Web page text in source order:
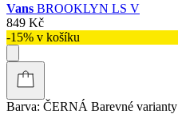
Vans BROOKLYN LS V
849 Kč
-15% v košíku
Barva: ČERNÁ Barevné varianty